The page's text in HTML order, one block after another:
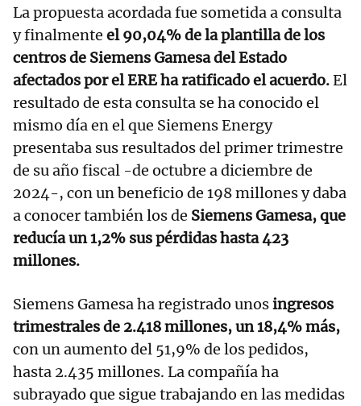
La propuesta acordada fue sometida a consulta
y finalmente el 90,04% de la plantilla de los
centros de Siemens Gamesa del Estado
afectados por el ERE ha ratificado el acuerdo.El
resultado de esta consulta se ha conocido el
mismo día en el que Siemens Energy
presentaba sus resultados del primer trimestre
de su año fiscal -de octubre a diciembre de
2024-, con un beneficio de 198 millones y daba
a conocer también los de Siemens Gamesa, que
reducía un 1,2% sus pérdidas hasta 423
millones.
Siemens Gamesa ha registrado unosingresos
trimestrales de 2.418 millones, un 18,4% más,
con un aumento del 51,9% de los pedidos,
hasta 2.435 millones. La compañía ha
subrayado que sigue trabajando en las medidas